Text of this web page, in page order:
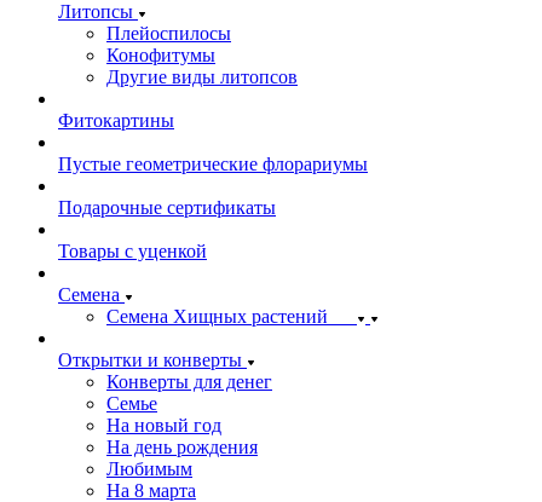
Литопсы
Плейоспилосы
Конофитумы
Другие виды литопсов
Фитокартины
Пустые геометрические флорариумы
Подарочные сертификаты
Товары с уценкой
Семена
Семена Хищных растений
Открытки и конверты
Конверты для денег
Семье
На новый год
На день рождения
Любимым
На 8 марта